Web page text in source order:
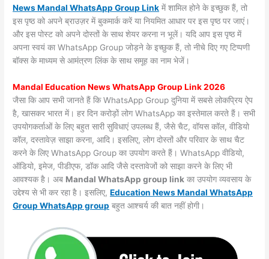
News Mandal WhatsApp Group Link में शामिल होने के इच्छुक हैं, तो
इस पृष्ठ को अपने ब्राउज़र में बुकमार्क करें या नियमित आधार पर इस पृष्ठ पर जाएं।
और इस पोस्ट को अपने दोस्तों के साथ शेयर करना न भूलें। यदि आप इस पृष्ठ में
अपना स्वयं का WhatsApp Group जोड़ने के इच्छुक हैं, तो नीचे दिए गए टिप्पणी
बॉक्स के माध्यम से आमंत्रण लिंक के साथ समूह का नाम भेजें।
Mandal Education News WhatsApp Group Link 2026
जैसा कि आप सभी जानते हैं कि WhatsApp Group दुनिया में सबसे लोकप्रिय ऐप
है, खासकर भारत में। हर दिन करोड़ों लोग WhatsApp का इस्तेमाल करते हैं। सभी
उपयोगकर्ताओं के लिए बहुत सारी सुविधाएं उपलब्ध हैं, जैसे चैट, वॉयस कॉल, वीडियो
कॉल, दस्तावेज़ साझा करना, आदि। इसलिए, लोग दोस्तों और परिवार के साथ चैट
करने के लिए WhatsApp Group का उपयोग करते हैं। WhatsApp वीडियो,
ऑडियो, इमेज, पीडीएफ, डॉक आदि जैसे दस्तावेजों को साझा करने के लिए भी
आवश्यक है। अब Mandal WhatsApp group link का उपयोग व्यवसाय के
उद्देश्य से भी कर रहा है। इसलिए,Education News Mandal WhatsApp
Group WhatsApp group बहुत आश्चर्य की बात नहीं होगी।